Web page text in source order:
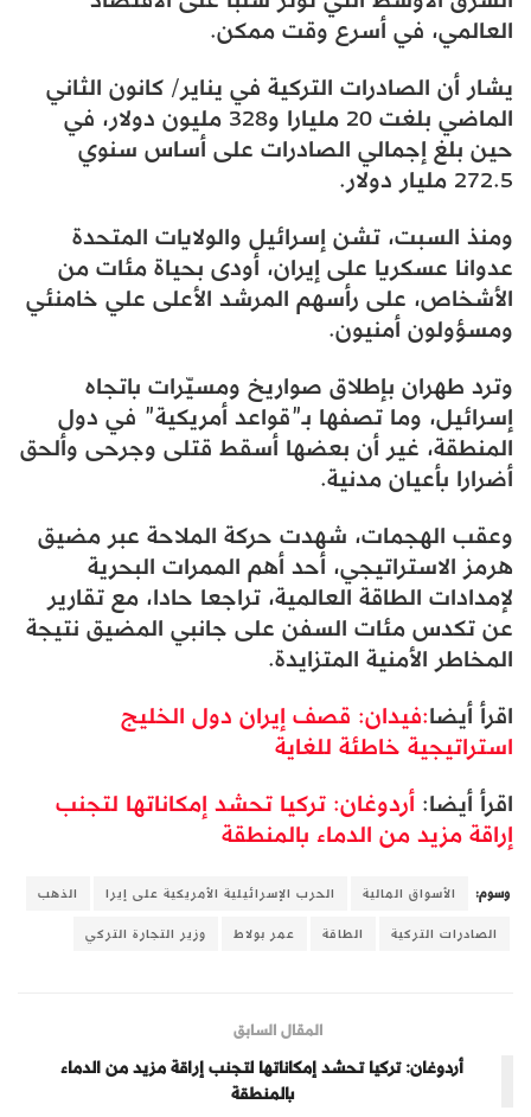
العالمي، في أسرع وقت ممكن.
يشار أن الصادرات التركية في يناير/ كانون الثاني
الماضي بلغت 20 مليارا و328 مليون دولار، في
حين بلغ إجمالي الصادرات على أساس سنوي
272.5 مليار دولار.
ومنذ السبت، تشن إسرائيل والولايات المتحدة
عدوانا عسكريا على إيران، أودى بحياة مئات من
الأشخاص، على رأسهم المرشد الأعلى علي خامنئي
ومسؤولون أمنيون.
وترد طهران بإطلاق صواريخ ومسيّرات باتجاه
إسرائيل، وما تصفها بـ”قواعد أمريكية” في دول
المنطقة، غير أن بعضها أسقط قتلى وجرحى وألحق
أضرارا بأعيان مدنية.
وعقب الهجمات، شهدت حركة الملاحة عبر مضيق
هرمز الاستراتيجي، أحد أهم الممرات البحرية
لإمدادات الطاقة العالمية، تراجعا حادا، مع تقارير
عن تكدس مئات السفن على جانبي المضيق نتيجة
المخاطر الأمنية المتزايدة.
اقرأ أيضا:فيدان: قصف إيران دول الخليج
استراتيجية خاطئة للغاية
اقرأ أيضا:أردوغان: تركيا تحشد إمكاناتها لتجنب
إراقة مزيد من الدماء بالمنطقة
وسوم: الأسواق المالية الحرب الإسرائيلية الأمريكية على إيرا
الذهب
الصادرات التركية
الطاقة عمر بولاط وزير التجارة التركي
المقال السابق
أردوغان: تركيا تحشد إمكاناتها لتجنب إراقة مزيد من الدماء
بالمنطقة